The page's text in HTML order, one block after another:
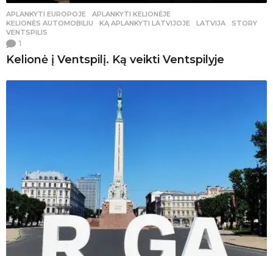
APLANKYTI EUROPOJE ,APLANKYTI KELIONĖJE
KELIONĖS AUTOMOBILIU
KĄ APLANKYTI LATVIJOJE ,LATVIJA ,STORY
VENTSPILIS
1
Kelionė į Ventspilį. Ką veikti Ventspilyje